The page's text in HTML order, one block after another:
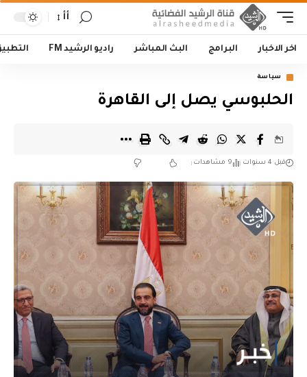
أأ
اخر الاخبار البرامج البث المباشر راديو الرشيد FM
سياسة
الحلبوسي يصل إلى القاهرة
قبل 4 سنوات 9 مشاهدات